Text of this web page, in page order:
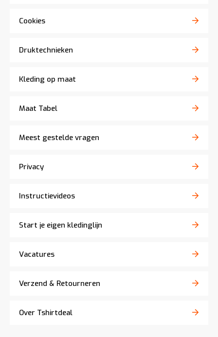
Cookies
Druktechnieken
Kleding op maat
Maat Tabel
Meest gestelde vragen
Privacy
Instructievideos
Start je eigen kledinglijn
Vacatures
Verzend & Retourneren
Over Tshirtdeal